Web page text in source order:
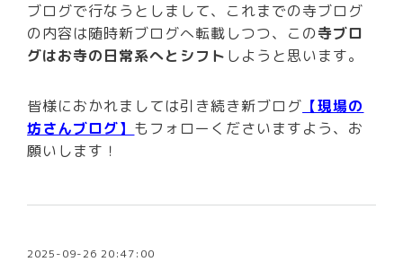
ブログで行なうとしまして、これまでの寺ブログ
の内容は随時新ブログへ転載しつつ、この寺ブロ
グはお寺の日常系へとシフト しようと思います。
皆様におかれましては引き続き新ブログ 【現場の
坊さんブログ】 もフォローくださいますよう、お
願いします！
2025-09-26 20:47:00